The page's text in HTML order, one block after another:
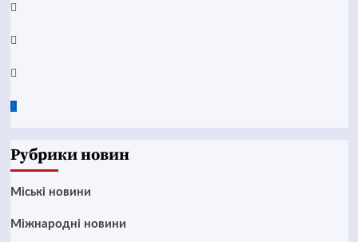
Telegram
Instagram
Twitter
Google
Рубрики новин
Mіські новини
Міжнародні новини